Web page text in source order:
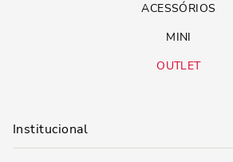
ACESSÓRIOS
MINI
OUTLET
Institucional